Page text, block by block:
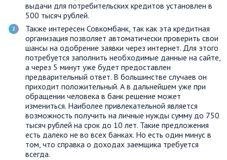
выдачи для потребительских кредитов установлен в
500 тысяч рублей.
Также интересен Совкомбанк, так как эта кредитная
организация позволяет автоматически проверить свои
шансы на одобрение заявки через интернет. Для этого
потребуется заполнить необходимые данные на сайте,
а через 5 минут уже будет предоставлен
предварительный ответ. В большинстве случаев он
приходит положительный. А в дальнейшем уже при
обращении человека в банк решение может
измениться. Наиболее привлекательной является
возможность получить на личные нужды сумму до 750
тысяч рублей на срок до 10 лет. Такие предложения
есть далеко не во всех банках. Но есть один минус в
том, что справка о доходах заемщика требуется
всегда.